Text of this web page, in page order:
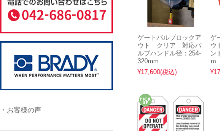
ゲートバルブロックア
ウト クリア 対応バ
ルブハンドル径：254-
320mm
¥17,600(税込)
ゲ
ウ
ン
ｍ
・お客様の声